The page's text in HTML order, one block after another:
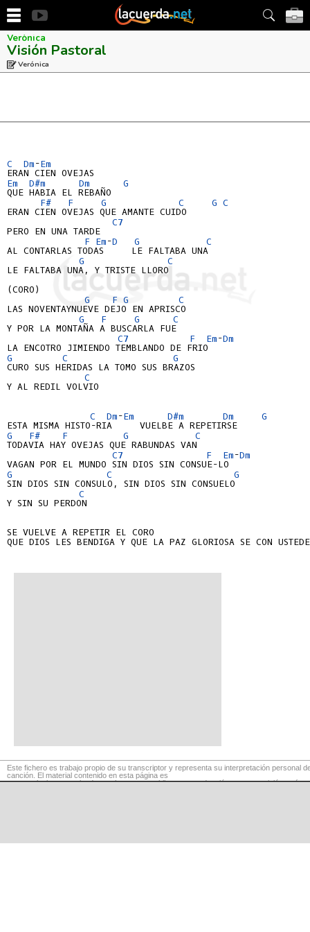
Verónica
Visión Pastoral
Verónica
C Dm-Em
Em
D#m Dm
G
QUE HABIA EL REBAÑO
F#
F G C G C
ERAN CIEN OVEJAS QUE AMANTE CUIDO
C7
PERO EN UNA TARDE
F Em-D G
C
AL CONTARLAS TODAS     LE FALTABA UNA
G
C
LE FALTABA UNA, Y TRISTE LLORO
(CORO)
G
F G
C
LAS NOVENTAYNUEVE DEJO EN APRISCO
G
F G
C
Y POR LA MONTAÑA A BUSCARLA FUE
C7
F Em-Dm
G
C
G
CURO SUS HERIDAS LA TOMO SUS BRAZOS
C
Y AL REDIL VOLVIO
C Dm-Em D#m Dm
G
G
F# F G
C
TODAVIA HAY OVEJAS QUE RABUNDAS VAN
C7
F Em-Dm
G
C
G
SIN DIOS SIN CONSULO, SIN DIOS SIN CONSUELO
C
Y SIN SU PERDON
SE VUELVE A REPETIR EL CORO
QUE DIOS LES BENDIGA Y QUE LA PAZ GLORIOSA SE CON
Este fichero es trabajo propio de su transcriptor y representa su interpretación personal
canción. El material contenido en esta página es
para exclusivo uso privado, por lo que se prohibe su reproducción o retransmisión, así